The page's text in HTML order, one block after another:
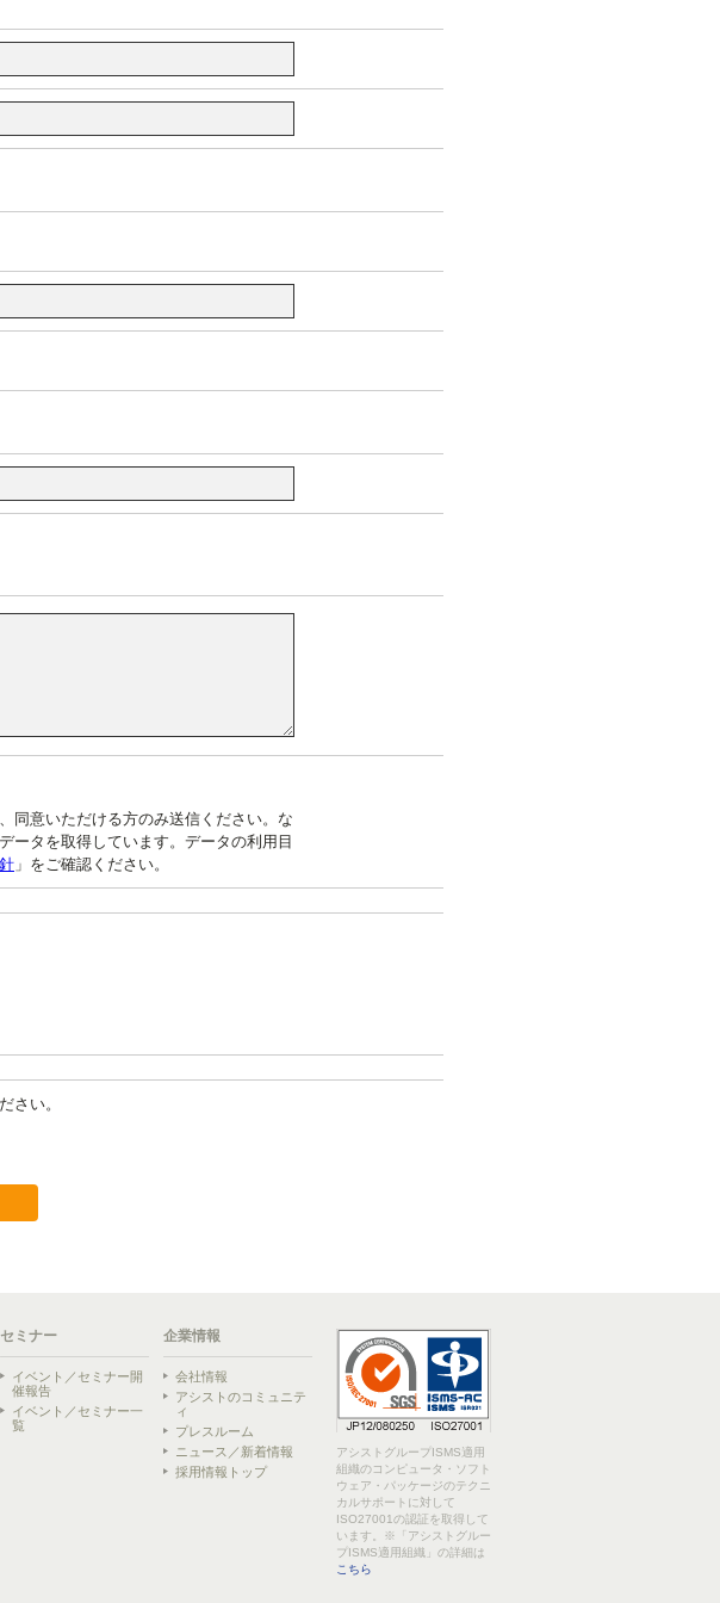
セミナー
イベント／セミナー開
催報告
イベント／セミナー一
覧
企業情報
会社情報
アシストのコミュニテ
ィ
プレスルーム
ニュース／新着情報
採用情報トップ
アシストグループISMS適用
組織のコンピュータ・ソフト
ウェア・パッケージのテクニ
カルサポートに対して
ISO27001の認証を取得して
います。※「アシストグルー
プISMS適用組織」の詳細は
こちら